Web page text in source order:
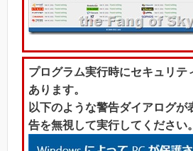
プログラム実行時にセキュリテ
あります。
以下のような警告ダイアログが
告を無視して実行してください。